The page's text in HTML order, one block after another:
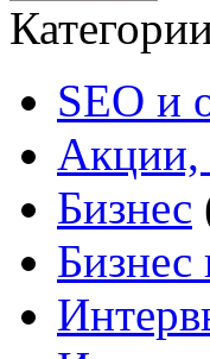
SEO и
Акции,
Бизнес
Бизнес